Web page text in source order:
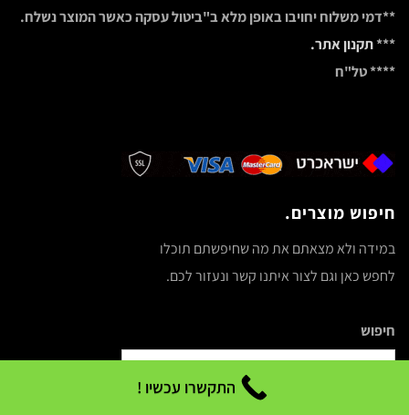
**דמי משלוח יחויבו באופן מלא ב"ביטול עסקה כאשר המוצר נשלח.
***תקנון אתר.
**** טל"ח
חיפוש מוצרים.
במידה ולא מצאתם את מה שחיפשתם תוכלו
לחפש כאן וגם לצור איתנו קשר ונעזור לכם.
חיפוש
התקשרו עכשיו !